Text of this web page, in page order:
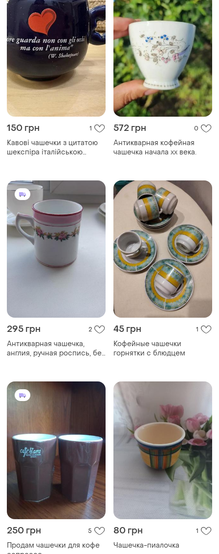
150 грн 1
Кавові чашечки з цитатою
шекспіра італійською
572 грн 0
Антикварная кофейная
чашечка начала хх века.
295 грн 2
Антикварная чашечка,
англия, ручная роспись, без
45 грн 1
Кофейные чашечки
горнятки с блюдцем
250 грн 5
Продам чашечки для кофе
80 грн 1
Чашечка-пиалочка